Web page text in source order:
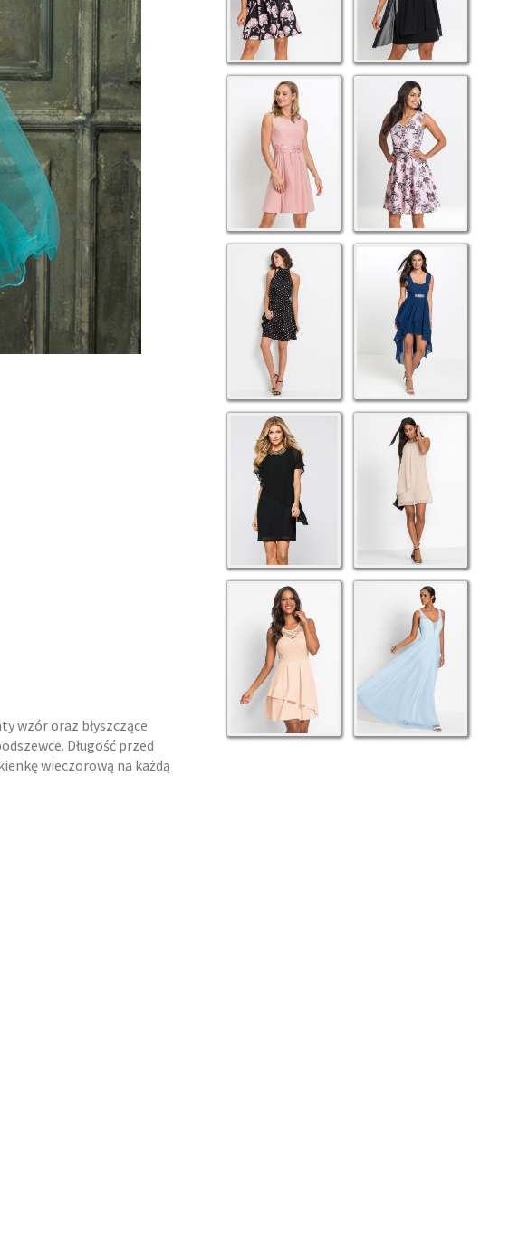
wzór oraz błyszczące
Długość przed
wieczorową na każdą